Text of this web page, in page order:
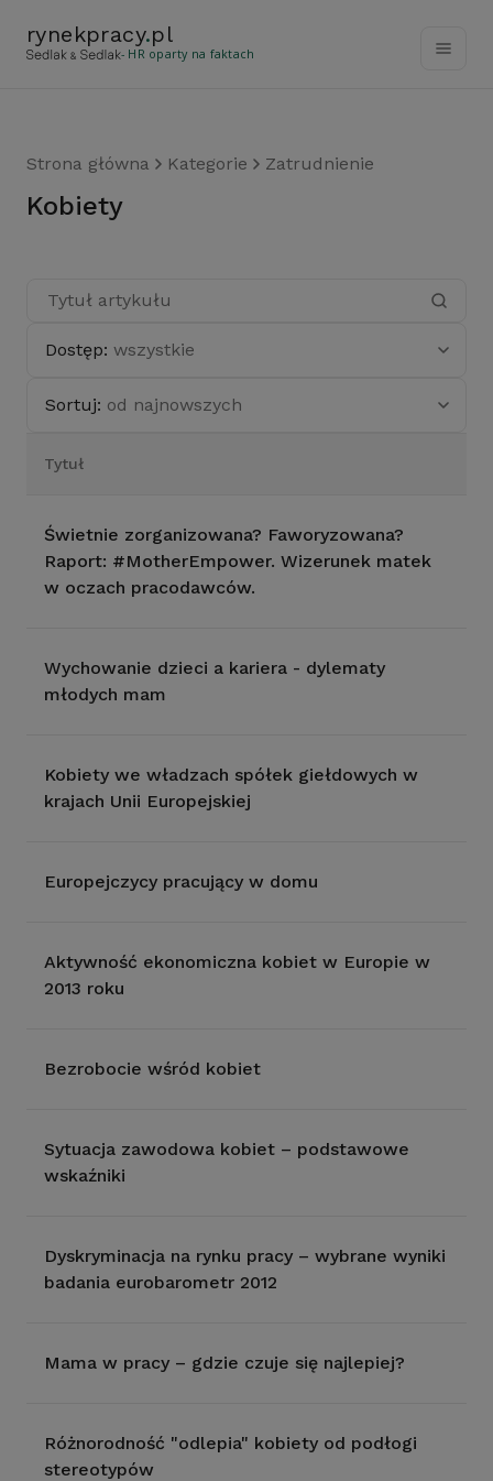
rynekpracy.pl
- HR oparty na faktach
Strona główna Kategorie Zatrudnienie
kobiety
Dostęp: wszystkie
Sortuj: od najnowszych
Tytuł
Świetnie zorganizowana? Faworyzowana?
Raport: #MotherEmpower. Wizerunek matek
w oczach pracodawców.
Wychowanie dzieci a kariera - dylematy
młodych mam
Kobiety we władzach spółek giełdowych w
krajach Unii Europejskiej
Europejczycy pracujący w domu
Aktywność ekonomiczna kobiet w Europie w
2013 roku
Bezrobocie wśród kobiet
Sytuacja zawodowa kobiet – podstawowe
wskaźniki
Dyskryminacja na rynku pracy – wybrane wyniki
badania eurobarometr 2012
Mama w pracy – gdzie czuje się najlepiej?
Różnorodność "odlepia" kobiety od podłogi
stereotypów